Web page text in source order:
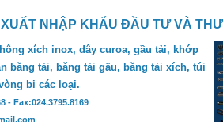
NHẬP KHẨU ĐẦU TƯ VÀ
xích inox, dây curoa, gầu tải, khớp
băng tải, băng tải gầu, băng tải xích, túi
bi các loại.
- Fax:024.3795.8169